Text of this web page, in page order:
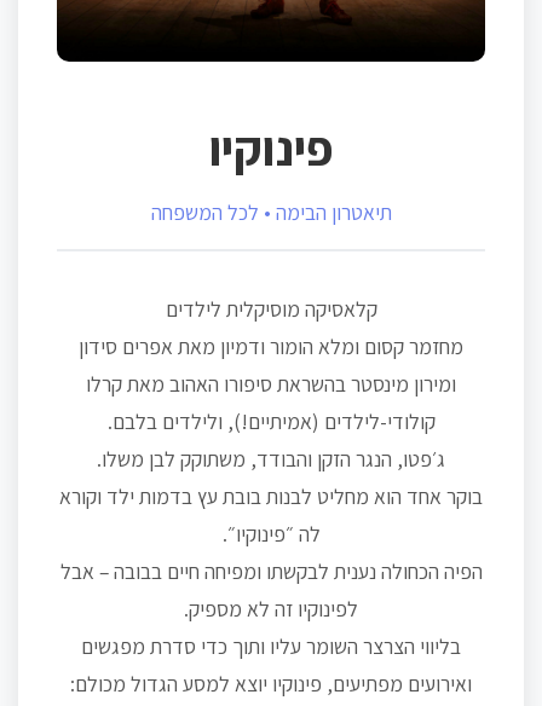
פינוקיו
תיאטרון הבימה • לכל המשפחה
קלאסיקה מוסיקלית לילדים
מחזמר קסום ומלא הומור ודמיון מאת אפרים סידון
ומירון מינסטר בהשראת סיפורו האהוב מאת קרלו
קולודי-לילדים (אמיתיים!), ולילדים בלבם.
ג׳פטו, הנגר הזקן והבודד, משתוקק לבן משלו.
בוקר אחד הוא מחליט לבנות בובת עץ בדמות ילד וקורא
לה ״פינוקיו״.
הפיה הכחולה נענית לבקשתו ומפיחה חיים בבובה – אבל
לפינוקיו זה לא מספיק.
בליווי הצרצר השומר עליו ותוך כדי סדרת מפגשים
ואירועים מפתיעים, פינוקיו יוצא למסע הגדול מכולם: